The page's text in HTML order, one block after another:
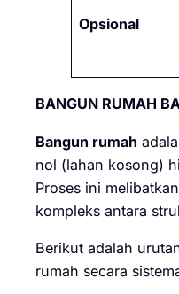
Opsional
BANGUN RUMAH
Bangun rumah
nol (lahan kosong)
Proses ini
kompleks antara
Berikut adalah
rumah secara